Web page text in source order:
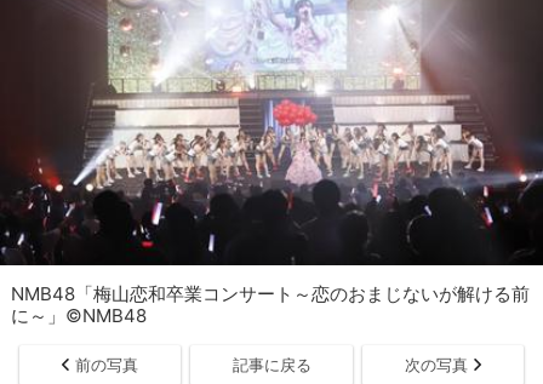
NMB48「梅山恋和卒業コンサート～恋のおまじないが解ける前
に～」©NMB48
前の写真 記事に戻る 次の写真